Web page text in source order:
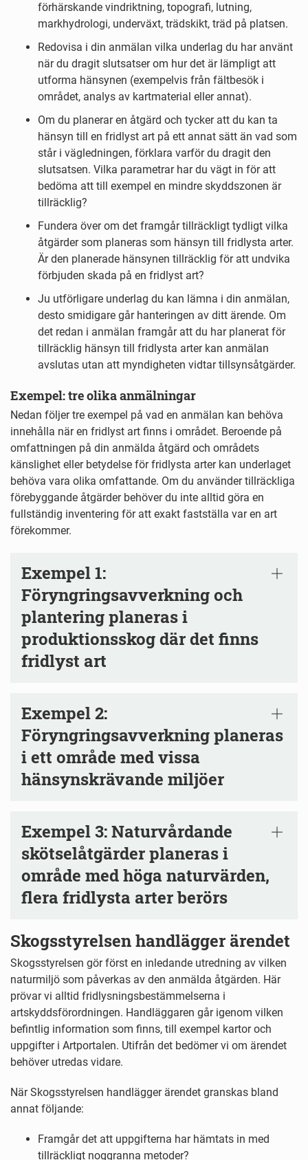
förhärskande vindriktning, topografi, lutning,
markhydrologi, underväxt, trädskikt, träd på platsen.
Redovisa i din anmälan vilka underlag du har använt
när du dragit slutsatser om hur det är lämpligt att
utforma hänsynen (exempelvis från fältbesök i
området, analys av kartmaterial eller annat).
Om du planerar en åtgärd och tycker att du kan ta
hänsyn till en fridlyst art på ett annat sätt än vad som
står i vägledningen, förklara varför du dragit den
slutsatsen. Vilka parametrar har du vägt in för att
bedöma att till exempel en mindre skyddszonen är
tillräcklig?
Fundera över om det framgår tillräckligt tydligt vilka
åtgärder som planeras som hänsyn till fridlysta arter.
Är den planerade hänsynen tillräcklig för att undvika
förbjuden skada på en fridlyst art?
Ju utförligare underlag du kan lämna i din anmälan,
desto smidigare går hanteringen av ditt ärende. Om
det redan i anmälan framgår att du har planerat för
tillräcklig hänsyn till fridlysta arter kan anmälan
avslutas utan att myndigheten vidtar tillsynsåtgärder.
Exempel: tre olika anmälningar
Nedan följer tre exempel på vad en anmälan kan behöva
innehålla när en fridlyst art finns i området. Beroende på
omfattningen på din anmälda åtgärd och områdets
känslighet eller betydelse för fridlysta arter kan underlaget
behöva vara olika omfattande. Om du använder tillräckliga
förebyggande åtgärder behöver du inte alltid göra en
fullständig inventering för att exakt fastställa var en art
förekommer.
Exempel 1:
Föryngringsavverkning och
plantering planeras i
produktionsskog där det finns
fridlyst art
Exempel 2:
Föryngringsavverkning planeras
i ett område med vissa
hänsynskrävande miljöer
Exempel 3: Naturvårdande
skötselåtgärder planeras i
område med höga naturvärden,
flera fridlysta arter berörs
Skogsstyrelsen handlägger ärendet
Skogsstyrelsen gör först en inledande utredning av vilken
naturmiljö som påverkas av den anmälda åtgärden. Här
prövar vi alltid fridlysningsbestämmelserna i
artskyddsförordningen. Handläggaren går igenom vilken
befintlig information som finns, till exempel kartor och
uppgifter i Artportalen. Utifrån det bedömer vi om ärendet
behöver utredas vidare.
När Skogsstyrelsen handlägger ärendet granskas bland
annat följande:
Framgår det att uppgifterna har hämtats in med
tillräckligt noggranna metoder?